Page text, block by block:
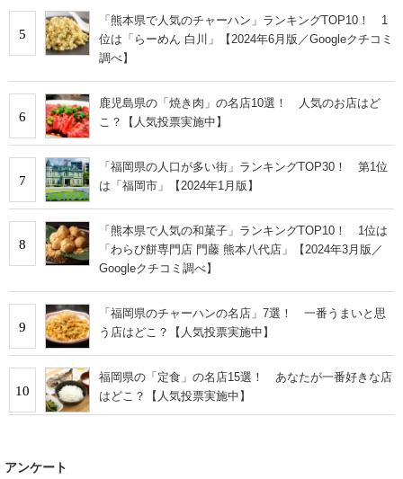
5
「熊本県で人気のチャーハン」ランキングTOP10！ 1
位は「らーめん 白川」【2024年6月版／Googleクチコミ
調べ】
6
鹿児島県の「焼き肉」の名店10選！ 人気のお店はど
こ？【人気投票実施中】
7
「福岡県の人口が多い街」ランキングTOP30！ 第1位
は「福岡市」【2024年1月版】
8
「熊本県で人気の和菓子」ランキングTOP10！ 1位は
「わらび餅専門店 門藤 熊本八代店」【2024年3月版／
Googleクチコミ調べ】
9
「福岡県のチャーハンの名店」7選！ 一番うまいと思
う店はどこ？【人気投票実施中】
10
福岡県の「定食」の名店15選！ あなたが一番好きな店
はどこ？【人気投票実施中】
アンケート